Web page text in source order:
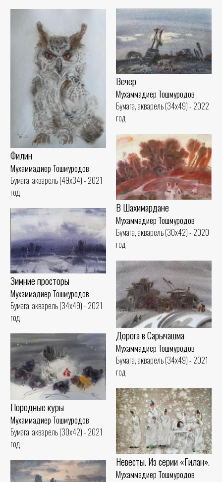
Вечер
Мухаммадиер Тошмуродов
Бумага, акварель (34x49) - 2022
год
Филин
Мухаммадиер Тошмуродов
Бумага, акварель (49x34) - 2021
год
В Шахимардане
Мухаммадиер Тошмуродов
Бумага, акварель (30x42) - 2020
год
Зимние просторы
Мухаммадиер Тошмуродов
Бумага, акварель (34x49) - 2021
год
Дорога в Сарычашма
Мухаммадиер Тошмуродов
Бумага, акварель (34x49) - 2021
год
Породные куры
Мухаммадиер Тошмуродов
Бумага, акварель (30x42) - 2021
год
Невесты. Из серии «Гилан».
Мухаммадиер Тошмуродов